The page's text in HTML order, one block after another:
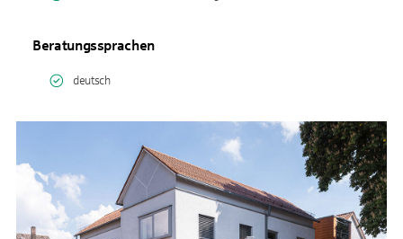
Beratungssprachen
deutsch